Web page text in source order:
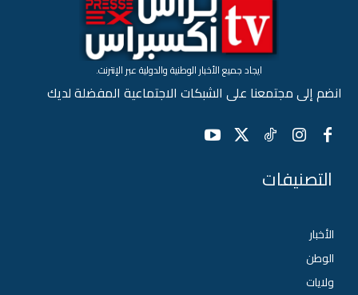
التصنيفات
الأخبار
الوطن
ولايات
ايجاد جميع الأخبار الوطنية والدولية عبر الإنترنت.
انضم إلى مجتمعنا على الشبكات الاجتماعية المفضلة لديك